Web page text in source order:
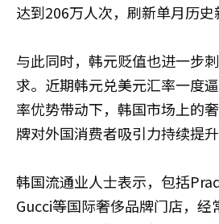
达到206万人次，刷新单月历史
与此同时，韩元贬值也进一步
求。近期韩元兑美元汇率一度
率优势带动下，韩国市场上的
牌对外国消费者吸引力持续提升
韩国流通业人士表示，包括
Gucci等国际奢侈品牌门店，经